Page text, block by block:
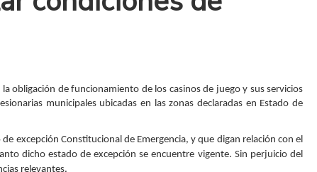
obligación de funcionamiento de los casinos de juego y sus servicios
municipales ubicadas en las zonas declaradas en Estado de
excepción Constitucional de Emergencia, y que digan relación con el
dicho estado de excepción se encuentre vigente. Sin perjuicio del
relevantes.